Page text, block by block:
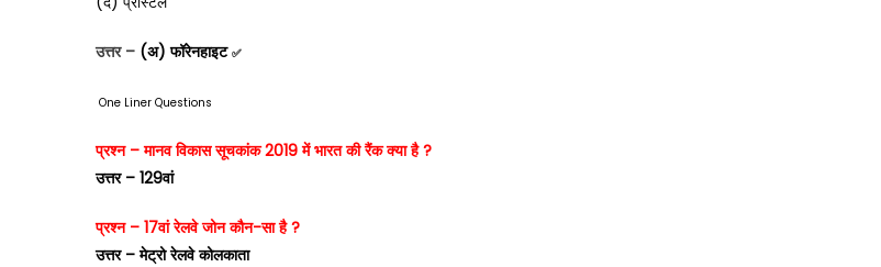
उत्तर – (अ) फॉरेनहाइट ✅
One Liner Questions
प्रश्न – मानव विकास सूचकांक 2019 में भारत की रैंक क्या है ?
उत्तर – 129वां
प्रश्न – 17वां रेलवे जोन कौन-सा है ?
उत्तर – मेट्रो रेलवे कोलकाता